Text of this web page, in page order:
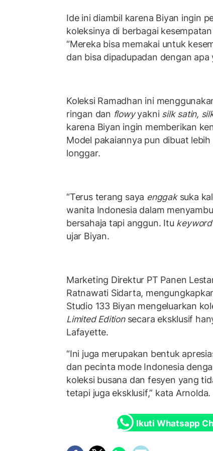
Ide ini diambil karena Biyan ingin
koleksinya di berbagai
“Mereka bisa memakai untuk
dan bisa dipadupadan dengan
Koleksi Ramadhan ini
ringan dan flowyyakni silk satin,
karena Biyan ingin memberikan
Model pakaiannya pun dibuat lebih
longgar.
“Terus terang saya enggaksuka
wanita Indonesia dalam
bersahaja tapi anggun. Itu keyword
ujar Biyan.
Marketing Direktur PT Panen
Ratnawati Sidarta,
Studio 133 Biyan mengeluarkan
Limited Editionsecara eksklusif
Lafayette.
“Ini juga merupakan bentuk
dan pecinta mode Indonesia
koleksi busana dan fesyen yang
tetapi juga eksklusif,” kata Arnolda.
Ikuti Whatsapp